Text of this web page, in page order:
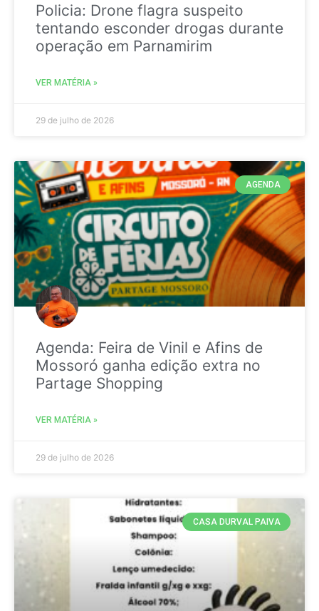
Policia: Drone flagra suspeito
tentando esconder drogas durante
operação em Parnamirim
VER MATÉRIA »
29 de julho de 2026
AGENDA
Agenda: Feira de Vinil e Afins de
Mossoró ganha edição extra no
Partage Shopping
VER MATÉRIA »
29 de julho de 2026
CASA DURVAL PAIVA